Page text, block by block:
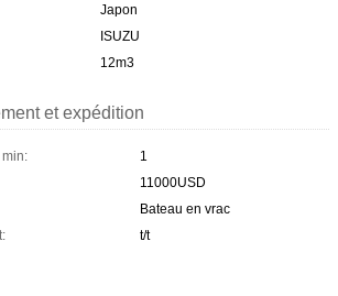
Japon
ISUZU
12m3
et expédition
1
11000USD
Bateau en vrac
t/t